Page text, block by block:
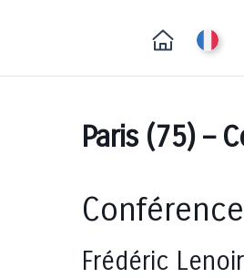
Paris (75) –
Frédéric Lenoir